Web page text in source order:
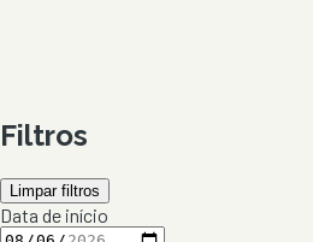
Filtros
Limpar filtros
Data de início